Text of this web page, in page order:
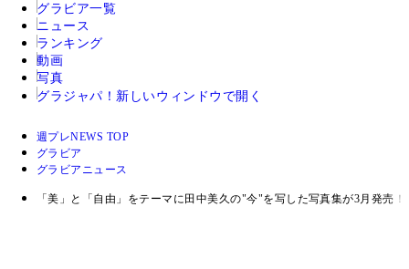
グラビア一覧
ニュース
ランキング
動画
写真
グラジャパ！ 新しいウィンドウで開く
週プレNEWS TOP
グラビア
グラビアニュース
「美」と「自由」をテーマに田中美久の"今"を写した写真集が3月発